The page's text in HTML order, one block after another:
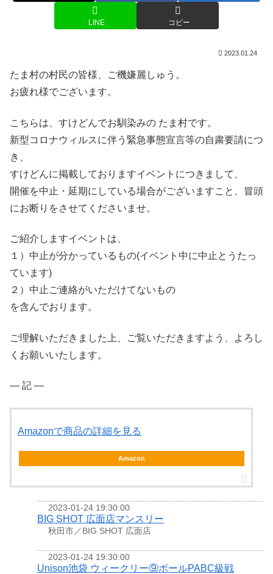
LINE コピー
2023.01.24
たま村の村民の皆様、ご機嫌麗しゅう。
お疲れ様でございます。
こちらは、すけどんでお馴染みの たま村です。
新型コロナウィルスに伴う緊急事態宣言等の自粛要請につ
き、
すけどんに掲載しておりますイベントにつきまして、
開催を中止・延期にしている場合がございますこと、冒頭
にお断りをさせてくださいませ。
ご紹介しますイベントは、
１）中止が分かっているもの(イベント中に中止とうたっ
ています)
２）中止ご連絡がいただけてないもの
を含んでおります。
ご理解いただきました上、ご覧いただきますよう、よろし
くお願いいたします。
― 記 ―
Amazonで商品の詳細を見る
Amazon
2023-01-24 19:30:00
BIG SHOT 広面店マンスリー
秋田市／BIG SHOT 広面店
2023-01-24 19:30:00
Unison池袋 ウィークリー⑨ボールPABC級戦